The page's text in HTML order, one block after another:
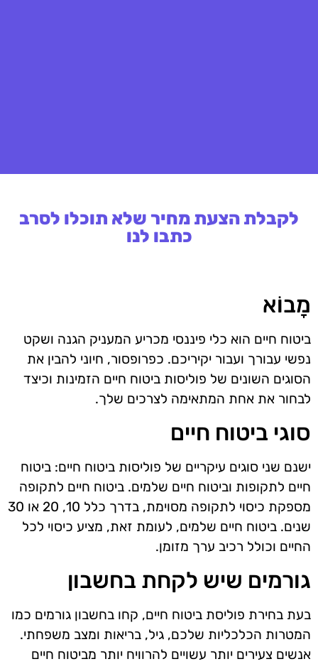
לקבלת הצעת מחיר שלא תוכלו לסרב
כתבו לנו
מָבוֹא
ביטוח חיים הוא כלי פיננסי מכריע המעניק הגנה ושקט
נפשי עבורך ועבור יקיריכם. כפרופסור, חיוני להבין את
הסוגים השונים של פוליסות ביטוח חיים הזמינות וכיצד
לבחור את אחת המתאימה לצרכים שלך.
סוגי ביטוח חיים
ישנם שני סוגים עיקריים של פוליסות ביטוח חיים: ביטוח
חיים לתקופות וביטוח חיים שלמים. ביטוח חיים לתקופה
מספקת כיסוי לתקופה מסוימת, בדרך כלל 10, 20 או 30
שנים. ביטוח חיים שלמים, לעומת זאת, מציע כיסוי לכל
החיים וכולל רכיב ערך מזומן.
גורמים שיש לקחת בחשבון
בעת בחירת פוליסת ביטוח חיים, קחו בחשבון גורמים כמו
המטרות הכלכליות שלכם, גיל, בריאות ומצב משפחתי.
אנשים צעירים יותר עשויים להרוויח יותר מביטוח חיים